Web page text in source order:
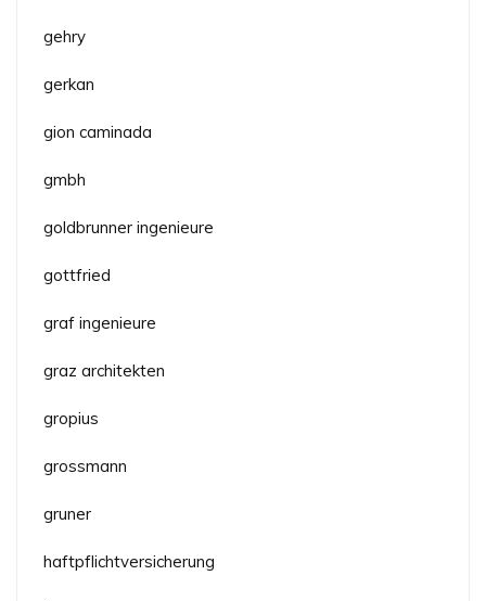
gehry
gerkan
gion caminada
gmbh
goldbrunner ingenieure
gottfried
graf ingenieure
graz architekten
gropius
grossmann
gruner
haftpflichtversicherung